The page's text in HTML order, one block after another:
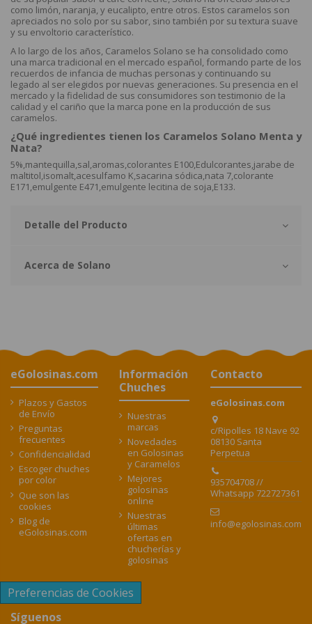
como limón, naranja, y eucalipto, entre otros. Estos caramelos son
apreciados no solo por su sabor, sino también por su textura suave
y su envoltorio característico.
A lo largo de los años, Caramelos Solano se ha consolidado como
una marca tradicional en el mercado español, formando parte de los
recuerdos de infancia de muchas personas y continuando su
legado al ser elegidos por nuevas generaciones. Su presencia en el
mercado y la fidelidad de sus consumidores son testimonio de la
calidad y el cariño que la marca pone en la producción de sus
caramelos.
¿Qué ingredientes tienen los Caramelos Solano Menta y
Nata?
5%,mantequilla,sal,aromas,colorantes E100,Edulcorantes,jarabe de
maltitol,isomalt,acesulfamo K,sacarina sódica,nata 7,colorante
E171,emulgente E471,emulgente lecitina de soja,E133.
Detalle del Producto
Acerca de Solano
eGolosinas.com
Plazos y Gastos
de Envío
Preguntas
frecuentes
Confidencialidad
Escoger chuches
por color
Que son las
cookies
Blog de
eGolosinas.com
Información
Chuches
Nuestras
marcas
Novedades
en Golosinas
y Caramelos
Mejores
golosinas
online
Nuestras
últimas
ofertas en
chucherías y
golosinas
Contacto
eGolosinas.com
c/Ripolles 18 Nave 92
08130 Santa
Perpetua
935704708 //
Whatsapp 722727361
info@egolosinas.com
Preferencias de Cookies
Síguenos